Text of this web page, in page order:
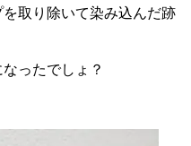
取り除いて染み込んだ跡
ったでしょ？